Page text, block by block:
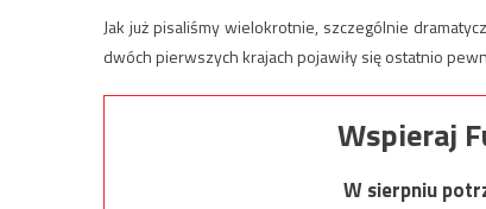
Jak już pisaliśmy wielokrotnie, szczególnie
dwóch pierwszych krajach pojawiły się ostatnio
Wspieraj
W sierpniu